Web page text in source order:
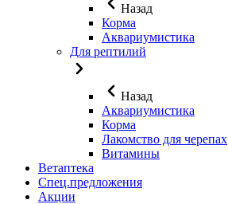
Назад
Корма
Аквариумистика
Для рептилий
Назад
Аквариумистика
Корма
Лакомство для черепах
Витамины
Ветаптека
Спец.предложения
Акции